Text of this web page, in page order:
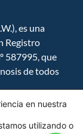
es una
Registro
587995, que
de todos
en nuestra
utilizando o